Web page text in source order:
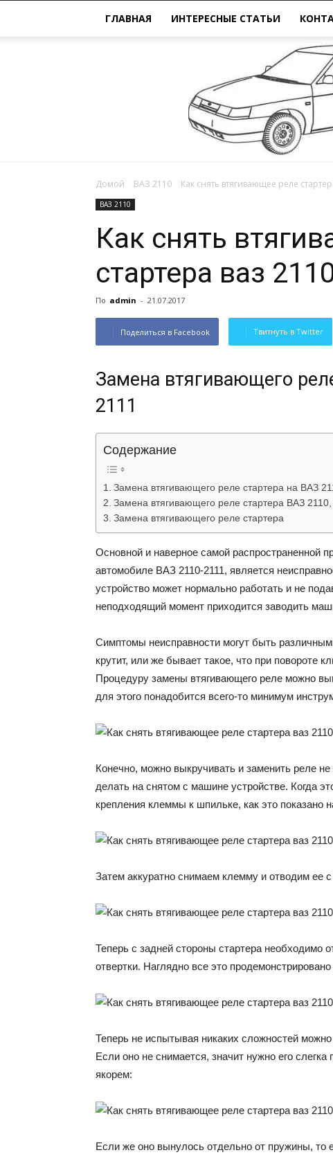
ГЛАВНАЯ ИНТЕРЕСНЫЕ СТАТЬИ
Домой ВАЗ 2110 Как снять втягивающее реле
ВАЗ 2110
Как снять
стартера ваз
По admin - 21.07.2017
Поделиться в Facebook Твитнуть в Twitter
Замена втягивающего
2111
Содержание
Замена втягивающего реле стартера на ВАЗ
Замена втягивающего реле стартера ВАЗ 2110,
Замена втягивающего реле стартера
Основной и наверное самой распространенной
автомобиле ВАЗ 2110-2111, является
устройство может нормально работать и не
неподходящий момент приходится заводить
Симптомы неисправности могут быть
крутит, или же бывает такое, что при повороте
Процедуру замены втягивающего реле можно
для этого понадобится всего-то минимум
Конечно, можно выкручивать и заменить реле
делать на снятом с машине устройстве. Когда
крепления клеммы к шпильке, как это показано
Затем аккуратно снимаем клемму и отводим ее
Теперь с задней стороны стартера необходимо
отвертки. Наглядно все это продемонстрировано
Теперь не испытывая никаких сложностей
Если оно не снимается, значит нужно его
якорем:
Если же оно вынулось отдельно от пружины, то